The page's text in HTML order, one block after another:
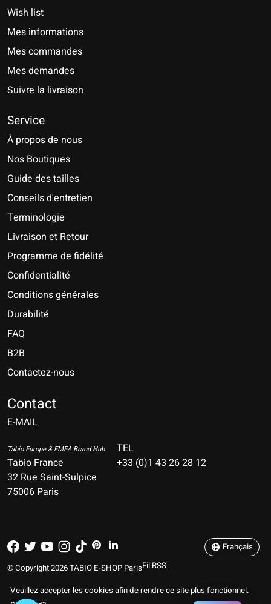
Wish list
Mes informations
Mes commandes
Mes demandes
Suivre la livraison
Service
À propos de nous
Nos Boutiques
Guide des tailles
Conseils d'entretien
Terminologie
Livraison et Retour
Programme de fidélité
Confidentialité
Conditions générales
Durabilité
FAQ
B2B
Contactez-nous
Contact
E-MAIL
Tabio Europe & EMEA Brand Hub
Tabio France
32 Rue Saint-Sulpice
75006 Paris
TEL
+33 (0)1 43 26 28 12
© Copyright 2026 TABIO E-SHOP ParisFil RSS
Français
Veuillez accepter les cookies afin de rendre ce site plus fonctionnel.